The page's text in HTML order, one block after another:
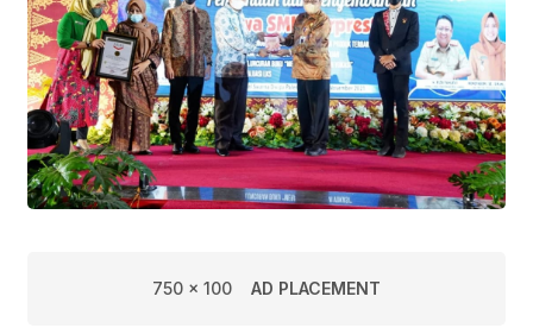
750 x 100 AD PLACEMENT